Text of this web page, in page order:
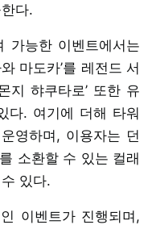
다.
가능한 이벤트에서는
와 마도카’를 레전드 서
지 햐쿠타로’ 또한 유
다. 여기에 더해 타워
영하며, 이용자는 던
소환할 수 있는 컬래
있다.
이벤트가 진행되며,